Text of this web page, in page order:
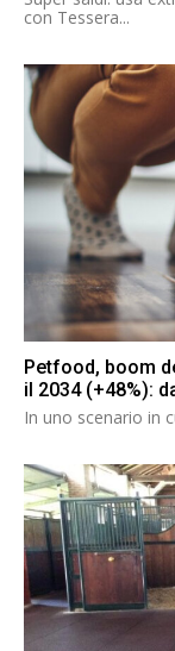
con Tessera...
Petfood, boom
il 2034 (+48%):
In uno scenario in